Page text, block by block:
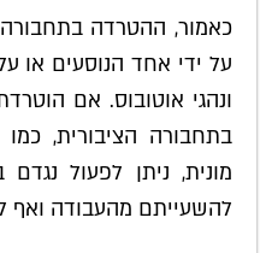
כאמור, ההטרדה
על ידי אחד הנוסעים או
ונהגי אוטובוס. אם
בתחבורה הציבורית, כמו
מונית, ניתן לפעול
להשעייתם מהעבודה ואף